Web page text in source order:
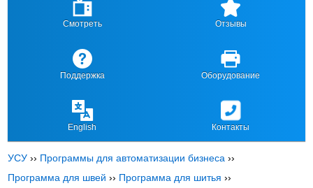
Смотреть Отзывы
Поддержка Оборудование
English Контакты
УСУ ›› Программы для автоматизации бизнеса ››
Программа для швей ›› Программа для шитья ››